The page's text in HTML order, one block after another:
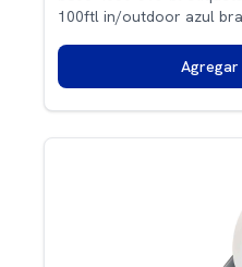
100ftl in/outdoor azul